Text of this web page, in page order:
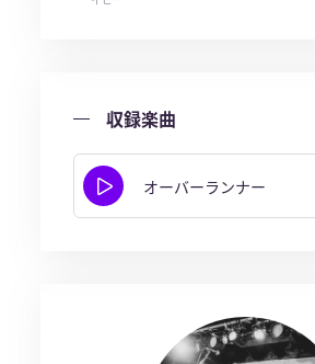
収録楽曲
オーバーランナー